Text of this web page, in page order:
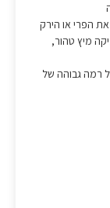
הפרי או הירק
מיץ טהור,
רמה גבוהה של